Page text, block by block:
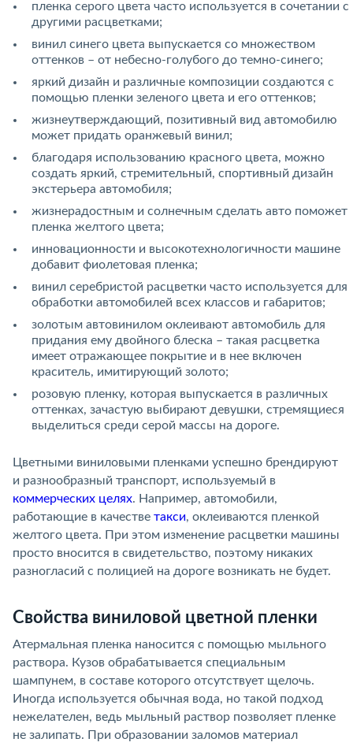
пленка серого цвета часто используется в сочетании с
другими расцветками;
винил синего цвета выпускается со множеством
оттенков – от небесно-голубого до темно-синего;
яркий дизайн и различные композиции создаются с
помощью пленки зеленого цвета и его оттенков;
жизнеутверждающий, позитивный вид автомобилю
может придать оранжевый винил;
благодаря использованию красного цвета, можно
создать яркий, стремительный, спортивный дизайн
экстерьера автомобиля;
жизнерадостным и солнечным сделать авто поможет
пленка желтого цвета;
инновационности и высокотехнологичности машине
добавит фиолетовая пленка;
винил серебристой расцветки часто используется для
обработки автомобилей всех классов и габаритов;
золотым автовинилом оклеивают автомобиль для
придания ему двойного блеска – такая расцветка
имеет отражающее покрытие и в нее включен
краситель, имитирующий золото;
розовую пленку, которая выпускается в различных
оттенках, зачастую выбирают девушки, стремящиеся
выделиться среди серой массы на дороге.
Цветными виниловыми пленками успешно брендируют
и разнообразный транспорт, используемый в
коммерческих целях. Например, автомобили,
работающие в качестве такси, оклеиваются пленкой
желтого цвета. При этом изменение расцветки машины
просто вносится в свидетельство, поэтому никаких
разногласий с полицией на дороге возникать не будет.
Свойства виниловой цветной пленки
Атермальная пленка наносится с помощью мыльного
раствора. Кузов обрабатывается специальным
шампунем, в составе которого отсутствует щелочь.
Иногда используется обычная вода, но такой подход
нежелателен, ведь мыльный раствор позволяет пленке
не залипать. При образовании заломов материал